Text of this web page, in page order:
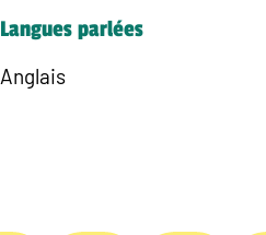
Langues parlées
Anglais